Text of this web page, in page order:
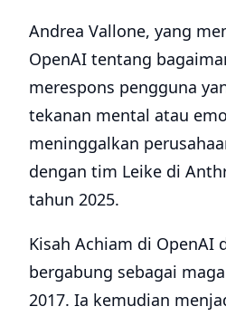
Andrea Vallone, yang
OpenAI tentang
merespons pengguna
tekanan mental atau
meninggalkan
dengan tim Leike di
tahun 2025.
Kisah Achiam di OpenAI
bergabung sebagai
2017. Ia kemudian